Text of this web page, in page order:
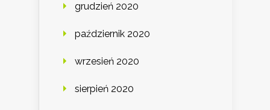
grudzień 2020
październik 2020
wrzesień 2020
sierpień 2020